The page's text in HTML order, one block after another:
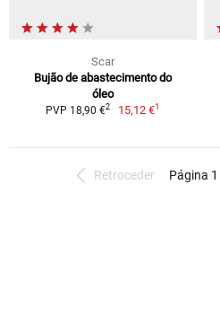
Scar
Bujão de abastecimento do
óleo
PVP 18,90 €2 15,12 €1
Retroceder Página 1